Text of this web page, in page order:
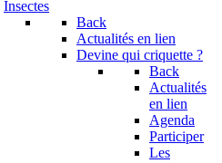
Insectes
Back
Actualités en lien
Devine qui criquette ?
Back
Actualités
en lien
Agenda
Participer
Les